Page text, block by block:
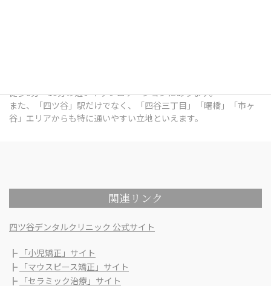
徒歩6分～10分の通いやすいロケーションにあります。
また、「四ツ谷」駅だけでなく、「四谷三丁目」「曙橋」「市ヶ
谷」エリアからも特に通いやすい立地といえます。
関連リンク
四ツ谷デンタルクリニック 公式サイト
┣ 「小児矯正」サイト
┣ 「マウスピース矯正」サイト
┣ 「セラミック治療」サイト